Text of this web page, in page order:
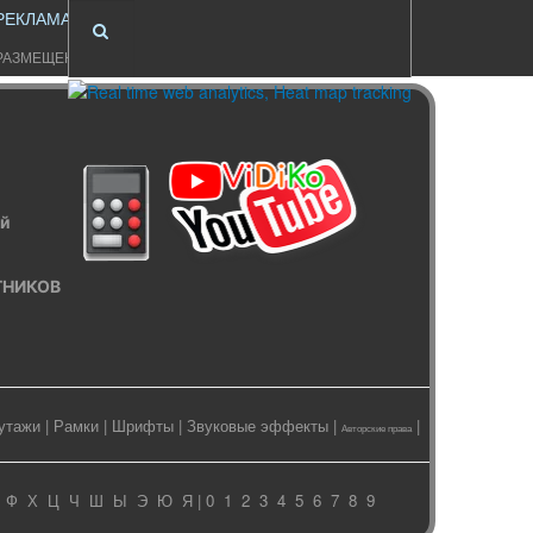
| Рамки | Шрифты | Звуковые эффекты | Авторские права |
Ф Х Ц Ч Ш Ы Э Ю Я| 0 1 2 3 4 5 67 89